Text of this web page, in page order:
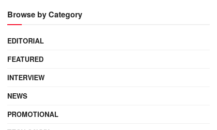
Browse by Category
EDITORIAL
FEATURED
INTERVIEW
NEWS
PROMOTIONAL